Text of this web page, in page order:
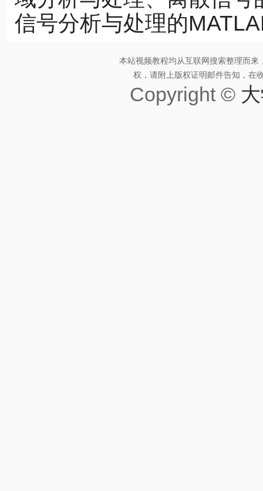
信号分析与处理的
本站视频教程均从互联网搜索整理而
权，请附上版权证明邮件告知，在
Copyright ©